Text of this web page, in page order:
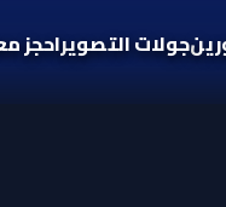
جولات التصويراحجز